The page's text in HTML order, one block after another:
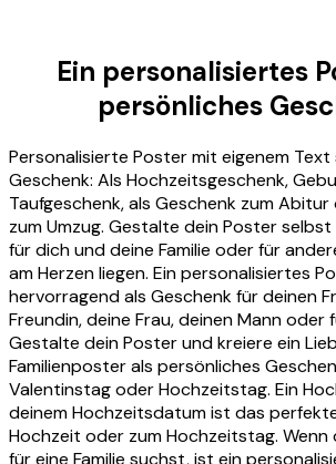
Ein personalisiertes
persönliches
Personalisierte Poster mit eigenem
Geschenk: Als Hochzeitsgeschenk,
Taufgeschenk, als Geschenk zum
zum Umzug. Gestalte dein Poster
für dich und deine Familie oder für
am Herzen liegen. Ein personalisiertes
hervorragend als Geschenk für deinen
Freundin, deine Frau, deinen Mann oder
Gestalte dein Poster und kreiere ein
Familienposter als persönliches
Valentinstag oder Hochzeitstag. Ein
deinem Hochzeitsdatum ist das
Hochzeit oder zum Hochzeitstag. Wenn
für eine Familie suchst, ist ein